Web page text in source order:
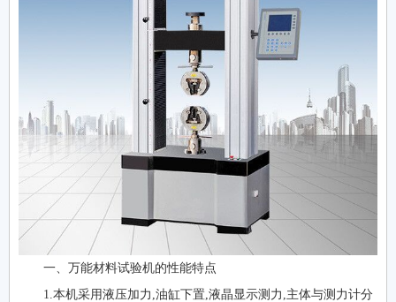
一、万能材料试验机的性能特点
1.本机采用液压加力,油缸下置,液晶显示测力,主体与测力计分